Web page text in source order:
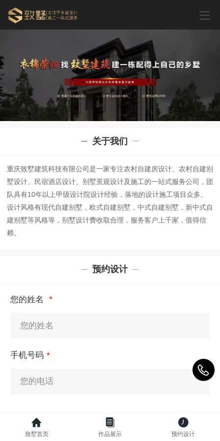
关于我们
重庆致墅建筑科技有限公司是一家专注农村自建房设计、农村自建别
墅设计、民宿酒店设计、别墅景观设计及施工的一站式服务公司，团
队具有10年以上甲级设计院设计经验，落地的设计施工项目众多。
设计风格有现代自建别墅，欧式自建别墅，中式自建别墅，新中式自
建别墅等风格等，别墅设计费收取合理，服务客户上千家，值得信
赖。
预约设计
您的姓名
手机号码
立即预约
致墅首页 作品展示 预约设计